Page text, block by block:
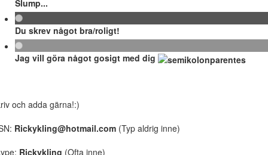
Slump...
Du skrev något bra/roligt!
Jag vill göra något gosigt med dig
och adda gärna!:)
Rickykling@hotmail.com (Typ aldrig inne)
Rickykling (Ofta inne)